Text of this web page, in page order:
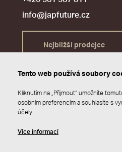
info@japfuture.cz
Nejbližší prodejce
Tento web používá soubory
Kliknutím na „Přijmout“ umožníte
osobním preferencím a souhlasíte s
účely.
Více informací